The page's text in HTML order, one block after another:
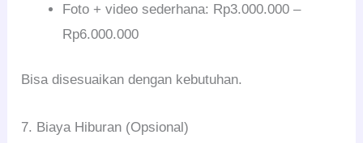
Foto + video sederhana: Rp3.000.000 –
Rp6.000.000
Bisa disesuaikan dengan kebutuhan.
7. Biaya Hiburan (Opsional)